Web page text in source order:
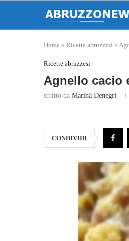
Home » Ricette abruzzesi »
Ricette abruzzesi
Agnello cacio
scritto da Marina Denegri
CONDIVIDI